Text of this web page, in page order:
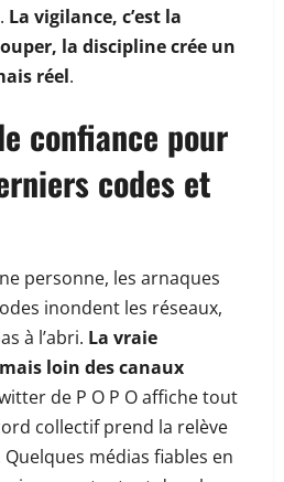
La vigilance, c’est la
la discipline crée un
réel.
confiance pour
codes et
personne, les arnaques
inondent les réseaux,
à l’abri. La vraie
loin des canaux
de P O P O affiche tout
collectif prend la relève
médias fiables en